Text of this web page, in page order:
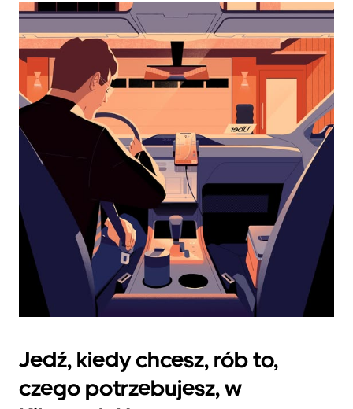
do
i wybrać
datę.
Naciśnij
klawisz
„Escape”,
aby
zamknąć
kalendarz.
Jedź, kiedy chcesz, rób to,
czego potrzebujesz, w